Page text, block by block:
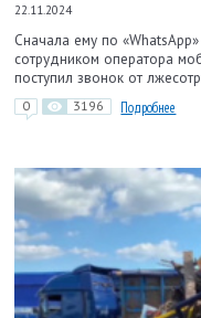
22.11.2024
Сначала ему по
сотрудником оператора
поступил звонок от
0 3196 Подробнее